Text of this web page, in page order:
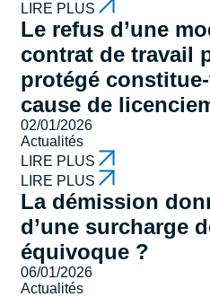
LIRE PLUS
Le refus d’une
contrat de travail
protégé
cause de
02/01/2026
Actualités
LIRE PLUS
LIRE PLUS
La démission
d’une surcharge
équivoque ?
06/01/2026
Actualités